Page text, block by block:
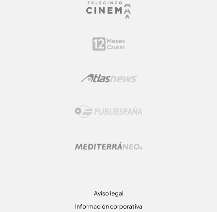
Aviso legal
Información corporativa